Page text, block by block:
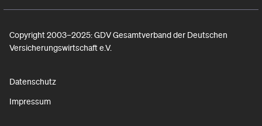
Copyright 2003–2025: GDV Gesamtverband der Deutschen
Versicherungswirtschaft e.V.
Datenschutz
Impressum